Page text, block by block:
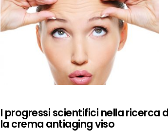
I progressi scientifici nella
la crema antiaging viso